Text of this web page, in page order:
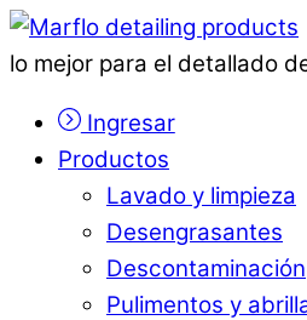
lo mejor para el detallado
Ingresar
Productos
Lavado y limpieza
Desengrasantes
Descontaminación
Pulimentos y